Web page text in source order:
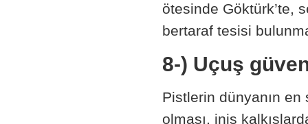
ötesinde Göktürk’te,
bertaraf tesisi
8-) Uçuş
Pistlerin dünyanın en
olması, iniş